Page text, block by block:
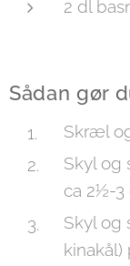
2 dl
Sådan gør
Skræl
Skyl og
ca 2½-3
Skyl og
kinakål)